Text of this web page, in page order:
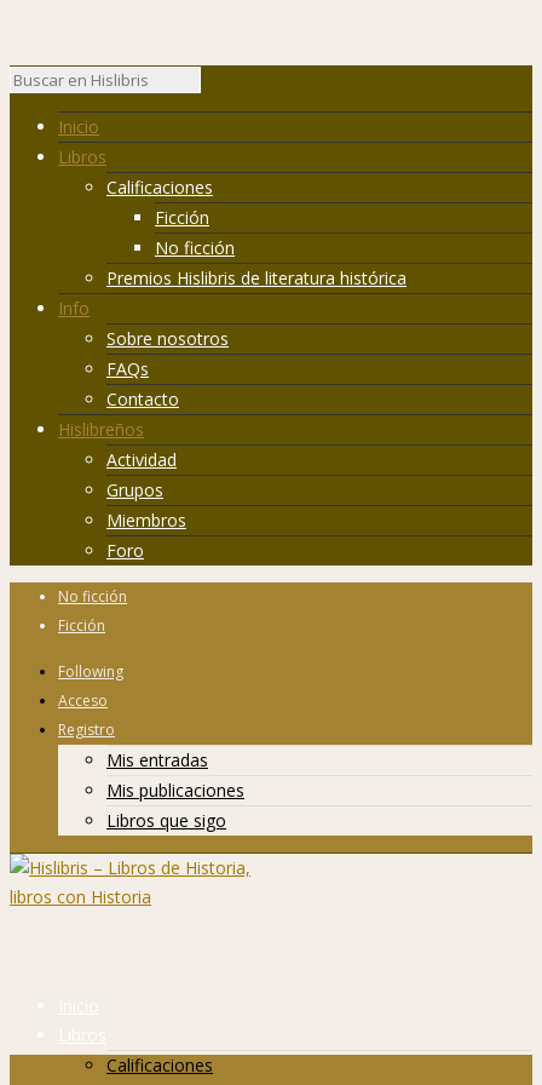
Inicio
Libros
Calificaciones
Ficción
No ficción
Premios Hislibris de literatura histórica
Info
Sobre nosotros
FAQs
Contacto
Hislibreños
Actividad
Grupos
Miembros
Foro
No ficción
Ficción
Following
Acceso
Registro
Mis entradas
Mis publicaciones
Libros que sigo
Inicio
Libros
Calificaciones